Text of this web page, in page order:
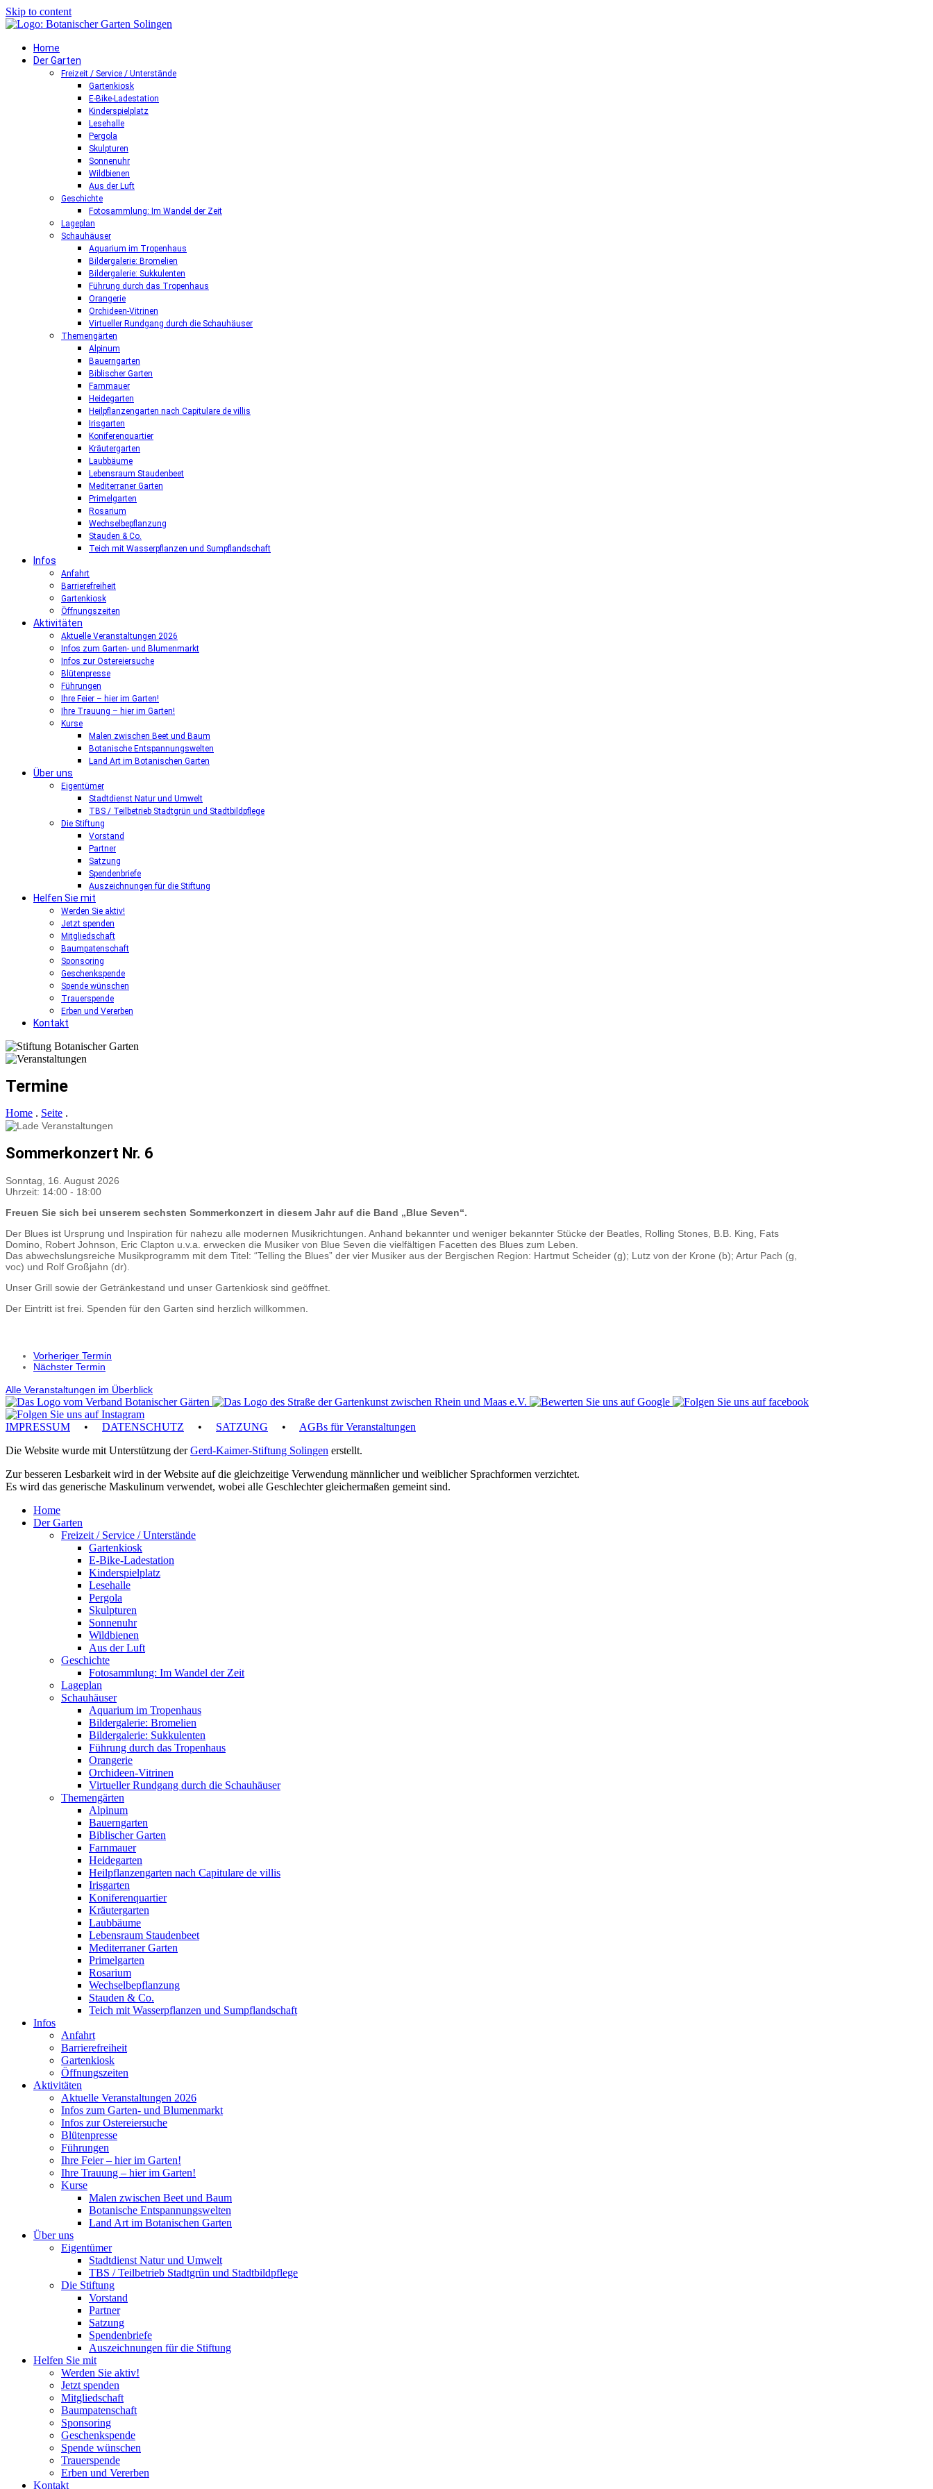
Skip to content
Home
Der Garten
Freizeit / Service / Unterstände
Gartenkiosk
E-Bike-Ladestation
Kinderspielplatz
Lesehalle
Pergola
Skulpturen
Sonnenuhr
Wildbienen
Aus der Luft
Geschichte
Fotosammlung: Im Wandel der Zeit
Lageplan
Schauhäuser
Aquarium im Tropenhaus
Bildergalerie: Bromelien
Bildergalerie: Sukkulenten
Führung durch das Tropenhaus
Orangerie
Orchideen-Vitrinen
Virtueller Rundgang durch die Schauhäuser
Themengärten
Alpinum
Bauerngarten
Biblischer Garten
Farnmauer
Heidegarten
Heilpflanzengarten nach Capitulare de villis
Irisgarten
Koniferenquartier
Kräutergarten
Laubbäume
Lebensraum Staudenbeet
Mediterraner Garten
Primelgarten
Rosarium
Wechselbepflanzung
Stauden & Co.
Teich mit Wasserpflanzen und Sumpflandschaft
Infos
Anfahrt
Barrierefreiheit
Gartenkiosk
Öffnungszeiten
Aktivitäten
Aktuelle Veranstaltungen 2026
Infos zum Garten- und Blumenmarkt
Infos zur Ostereiersuche
Blütenpresse
Führungen
Ihre Feier – hier im Garten!
Ihre Trauung – hier im Garten!
Kurse
Malen zwischen Beet und Baum
Botanische Entspannungswelten
Land Art im Botanischen Garten
Über uns
Eigentümer
Stadtdienst Natur und Umwelt
TBS / Teilbetrieb Stadtgrün und Stadtbildpflege
Die Stiftung
Vorstand
Partner
Satzung
Spendenbriefe
Auszeichnungen für die Stiftung
Helfen Sie mit
Werden Sie aktiv!
Jetzt spenden
Mitgliedschaft
Baumpatenschaft
Sponsoring
Geschenkspende
Spende wünschen
Trauerspende
Erben und Vererben
Kontakt
Termine
Home . Seite .
Sommerkonzert Nr. 6
Sonntag, 16. August 2026
Uhrzeit: 14:00 - 18:00
Freuen Sie sich bei unserem sechsten Sommerkonzert in diesem Jahr auf die Band „Blue Seven“.
Der Blues ist Ursprung und Inspiration für nahezu alle modernen Musikrichtungen. Anhand bekannter und weniger bekannter Stücke der Beatles, Rolling Stones, B.B. King, Fats
Domino, Robert Johnson, Eric Clapton u.v.a. erwecken die Musiker von Blue Seven die vielfältigen Facetten des Blues zum Leben.
Das abwechslungsreiche Musikprogramm mit dem Titel: “Telling the Blues” der vier Musiker aus der Bergischen Region: Hartmut Scheider (g); Lutz von der Krone (b); Artur Pach (g,
voc) und Rolf Großjahn (dr).
Unser Grill sowie der Getränkestand und unser Gartenkiosk sind geöffnet.
Der Eintritt ist frei. Spenden für den Garten sind herzlich willkommen.
Vorheriger Termin
Nächster Termin
Alle Veranstaltungen im Überblick
IMPRESSUM • DATENSCHUTZ • SATZUNG • AGBs für Veranstaltungen
Die Website wurde mit Unterstützung derGerd-Kaimer-Stiftung Solingen erstellt.
Zur besseren Lesbarkeit wird in der Website auf die gleichzeitige Verwendung männlicher und weiblicher Sprachformen verzichtet.
Es wird das generische Maskulinum verwendet, wobei alle Geschlechter gleichermaßen gemeint sind.
Home
Der Garten
Freizeit / Service / Unterstände
Gartenkiosk
E-Bike-Ladestation
Kinderspielplatz
Lesehalle
Pergola
Skulpturen
Sonnenuhr
Wildbienen
Aus der Luft
Geschichte
Fotosammlung: Im Wandel der Zeit
Lageplan
Schauhäuser
Aquarium im Tropenhaus
Bildergalerie: Bromelien
Bildergalerie: Sukkulenten
Führung durch das Tropenhaus
Orangerie
Orchideen-Vitrinen
Virtueller Rundgang durch die Schauhäuser
Themengärten
Alpinum
Bauerngarten
Biblischer Garten
Farnmauer
Heidegarten
Heilpflanzengarten nach Capitulare de villis
Irisgarten
Koniferenquartier
Kräutergarten
Laubbäume
Lebensraum Staudenbeet
Mediterraner Garten
Primelgarten
Rosarium
Wechselbepflanzung
Stauden & Co.
Teich mit Wasserpflanzen und Sumpflandschaft
Infos
Anfahrt
Barrierefreiheit
Gartenkiosk
Öffnungszeiten
Aktivitäten
Aktuelle Veranstaltungen 2026
Infos zum Garten- und Blumenmarkt
Infos zur Ostereiersuche
Blütenpresse
Führungen
Ihre Feier – hier im Garten!
Ihre Trauung – hier im Garten!
Kurse
Malen zwischen Beet und Baum
Botanische Entspannungswelten
Land Art im Botanischen Garten
Über uns
Eigentümer
Stadtdienst Natur und Umwelt
TBS / Teilbetrieb Stadtgrün und Stadtbildpflege
Die Stiftung
Vorstand
Partner
Satzung
Spendenbriefe
Auszeichnungen für die Stiftung
Helfen Sie mit
Werden Sie aktiv!
Jetzt spenden
Mitgliedschaft
Baumpatenschaft
Sponsoring
Geschenkspende
Spende wünschen
Trauerspende
Erben und Vererben
Kontakt